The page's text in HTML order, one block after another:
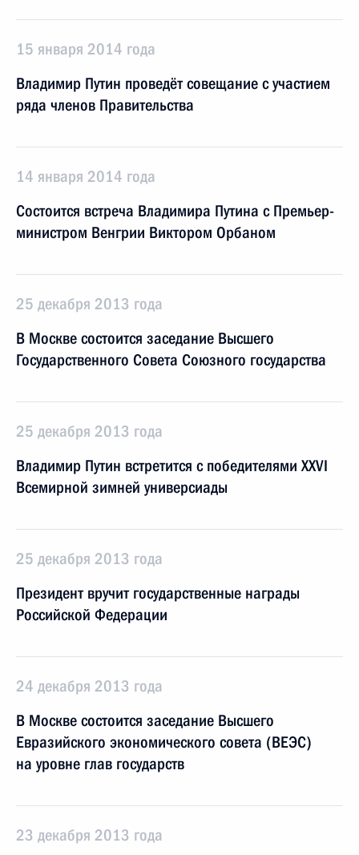
15 января 2014 года
Владимир Путин проведёт совещание с участием
ряда членов Правительства
14 января 2014 года
Состоится встреча Владимира Путина с Премьер-
министром Венгрии Виктором Орбаном
25 декабря 2013 года
В Москве состоится заседание Высшего
Государственного Совета Союзного государства
25 декабря 2013 года
Владимир Путин встретится с победителями XXVI
Всемирной зимней универсиады
25 декабря 2013 года
Президент вручит государственные награды
Российской Федерации
24 декабря 2013 года
В Москве состоится заседание Высшего
Евразийского экономического совета (ВЕЭС)
на уровне глав государств
23 декабря 2013 года